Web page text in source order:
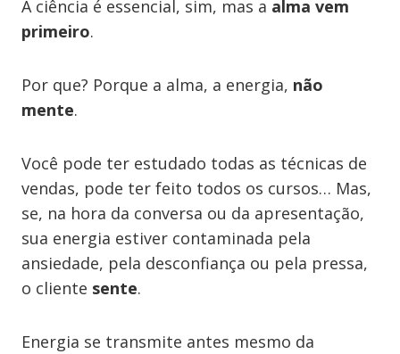
A ciência é essencial, sim, mas a alma vem
primeiro.
Por que? Porque a alma, a energia, não
mente.
Você pode ter estudado todas as técnicas de
vendas, pode ter feito todos os cursos… Mas,
se, na hora da conversa ou da apresentação,
sua energia estiver contaminada pela
ansiedade, pela desconfiança ou pela pressa,
o cliente sente.
Energia se transmite antes mesmo da